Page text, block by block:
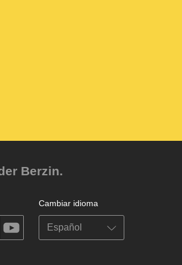
Berzin.
Cambiar idioma
on
soundcloudyoutube